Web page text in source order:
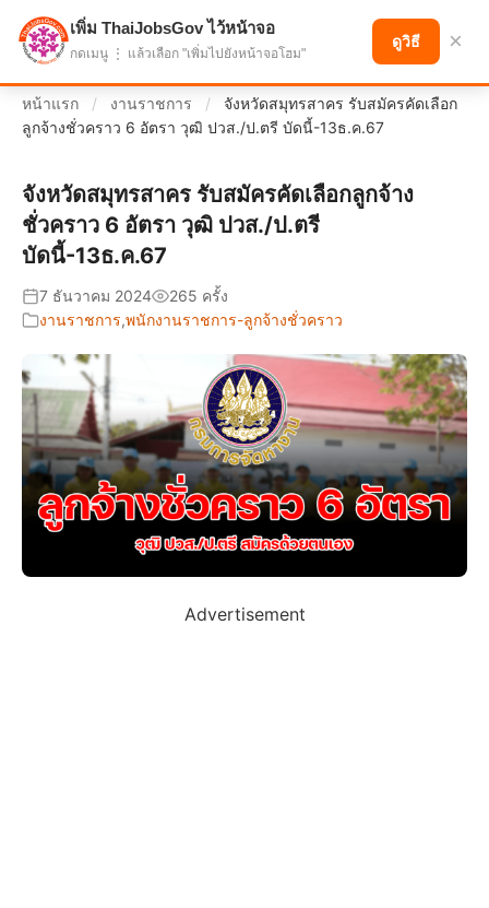
แบ่งปันโอกาส เพื่ออนาคตที่ก้าวหน้า
หน้าแรก / งานราชการ /
จังหวัดสมุทรสาคร รับสมัครคัดเลือก
ลูกจ้างชั่วคราว 6 อัตรา วุฒิ ปวส./ป.ตรี บัดนี้-13ธ.ค.67
จังหวัดสมุทรสาคร รับสมัครคัดเลือกลูกจ้าง
ชั่วคราว 6 อัตรา วุฒิ ปวส./ป.ตรี
บัดนี้-13ธ.ค.67
7 ธันวาคม 2024
265 ครั้ง
งานราชการ,พนักงานราชการ-ลูกจ้างชั่วคราว
Advertisement
เพิ่ม ThaiJobsGov ไว้หน้าจอ
กดเมนู ⋮ แล้วเลือก "เพิ่มไปยังหน้าจอโฮม"
ดูวิธี ×